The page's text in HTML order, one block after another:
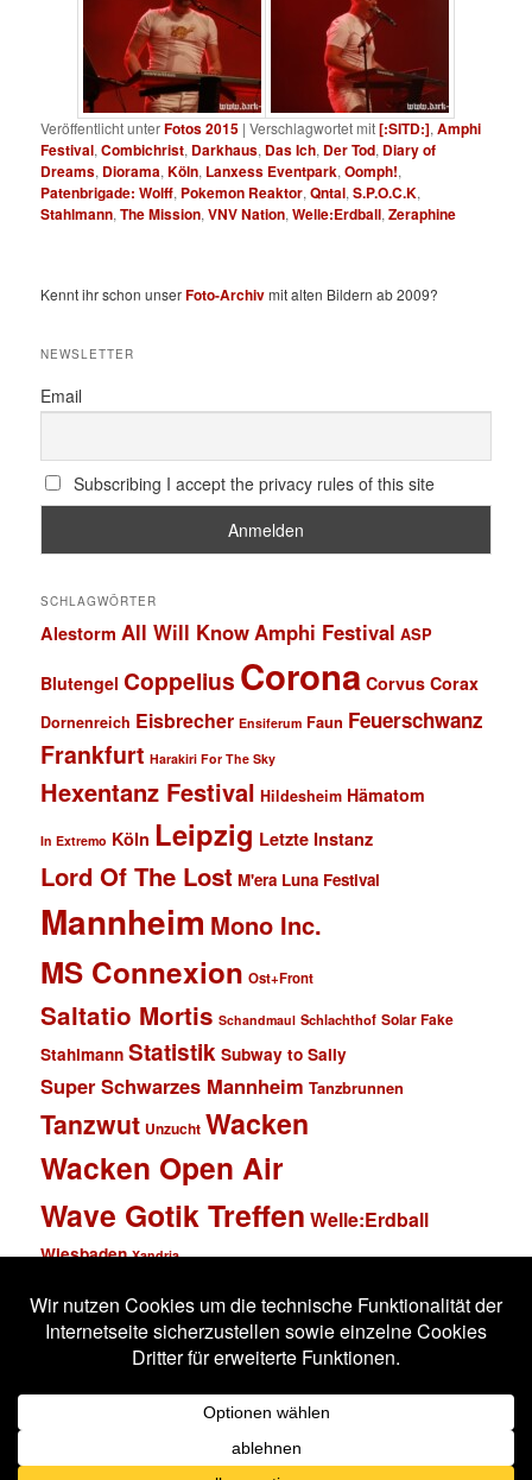
Veröffentlicht unterFotos 2015 |Verschlagwortet mit[:SITD:],Amphi
Festival,Combichrist, Darkhaus, Das Ich, Der Tod, Diary of
Dreams, Diorama,Köln, Lanxess Eventpark,Oomph!,
Patenbrigade: Wolff, Pokemon Reaktor,Qntal,S.P.O.C.K,
Stahlmann,The Mission,VNV Nation,Welle:Erdball,Zeraphine
Kennt ihr schon unserFoto-Archivmit alten Bildern ab 2009?
NEWSLETTER
Email
Subscribing I accept the privacy rules of this site
SCHLAGWÖRTER
Alestorm All Will KnowAmphi Festival ASP
Blutengel Coppelius Corona Corvus Corax
Dornenreich Eisbrecher Ensiferum Faun Feuerschwanz
Frankfurt Harakiri For The Sky
Hexentanz Festival Hildesheim Hämatom
In Extremo Köln Leipzig Letzte Instanz
Lord Of The Lost M'era Luna Festival
Mannheim Mono Inc.
MS Connexion Ost+Front
Saltatio Mortis Schandmaul Schlachthof Solar Fake
Stahlmann Statistik Subway to Sally
Super Schwarzes Mannheim Tanzbrunnen
Tanzwut Unzucht Wacken
Wacken Open Air
Wave Gotik Treffen Welle:Erdball
Wiesbaden Xandria
Impressum
Stolz präsentiert von WordPress